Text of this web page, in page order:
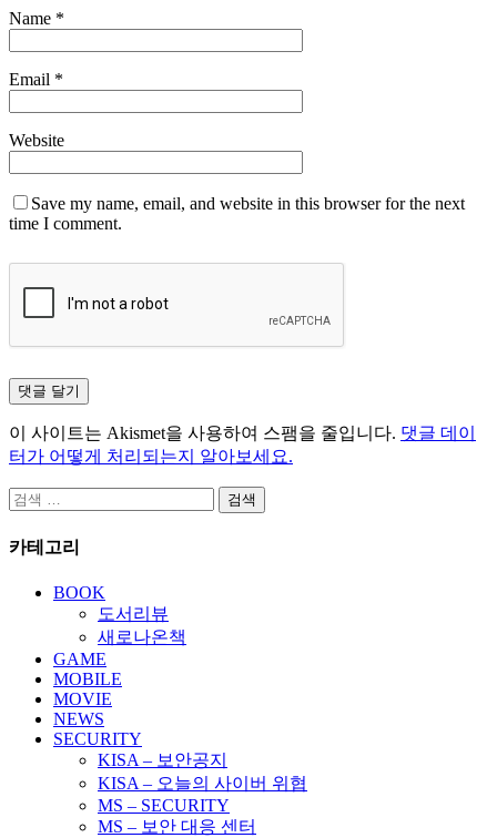
Name *
Email *
Website
Save my name, email, and website in this browser for the next
time I comment.
이 사이트는 Akismet을 사용하여 스팸을 줄입니다. 댓글 데이
터가 어떻게 처리되는지 알아보세요.
검
카테고리
BOOK
도서리뷰
새로나온책
GAME
MOBILE
MOVIE
NEWS
SECURITY
KISA – 보안공지
KISA – 오늘의 사이버 위협
MS – SECURITY
MS – 보안 대응 센터